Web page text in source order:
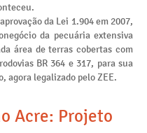
da Lei 1.904 em 2007,
da pecuária extensiva
área de terras cobertas com
BR 364 e 317, para sua
agora legalizado pelo ZEE.
Acre: Projeto